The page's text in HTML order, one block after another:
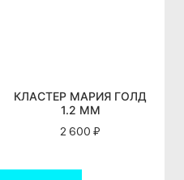
КЛАСТЕР МАРИЯ ГОЛД
1.2 ММ
2 600 ₽